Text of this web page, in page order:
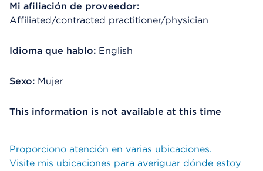
Mi afiliación de proveedor:
Affiliated/contracted practitioner/physician
Idioma que hablo: English
Sexo: Mujer
This information is not available at this time
Proporciono atención en varias ubicaciones.
Visite mis ubicaciones para averiguar dónde estoy